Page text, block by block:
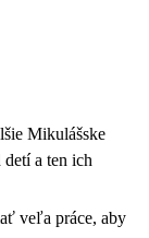
Mikulášske
a ten ich
veľa práce, aby